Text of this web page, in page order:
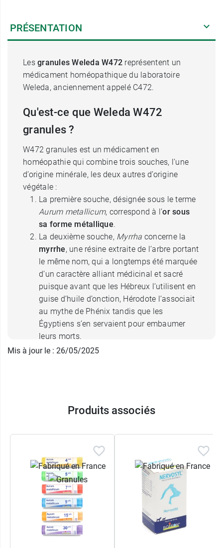
PRÉSENTATION
Les granules Weleda W472 représentent un
médicament homéopathique du laboratoire
Weleda, anciennement appelé C472.
Qu'est-ce que Weleda W472
granules ?
W472 granules est un médicament en
homéopathie qui combine trois souches, l’une
d’origine minérale, les deux autres d’origine
végétale :
La première souche, désignée sous le terme
Aurum metallicum, correspond à l’or sous
sa forme métallique.
La deuxième souche, Myrrha concerne la
myrrhe, une résine extraite de l’arbre portant
le même nom, qui a longtemps été marquée
d’un caractère alliant médicinal et sacré
puisque avant que les Hébreux l’utilisent en
guise d’huile d’onction, Hérodote l’associait
au mythe de Phénix tandis que les
Égyptiens s’en servaient pour embaumer
leurs morts.
La troisièeme souche,
matière première.
chacune de ces trois souches a été laissée à
macérer dans une solution hydroalcoolique
avant de subir une série de dilutions au dixième
hahnemannien, c’est-à-dire à raison de 1 goutte
de produit pour 10 gouttes de solvant, l’eau
purifiée.
Pour ce complexe homéopathique W472 :
Aurum metallicum
est dosé à 30 DH,
Mis à jour le : 26/05/2025
Produits associés